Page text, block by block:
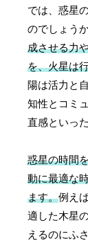
では、惑星
のでしょう
成させる力
を、火星は
陽は活力と
知性とコミ
直感といっ
惑星の時間
動に最適な
ます。例え
適した木星
えるのにふ